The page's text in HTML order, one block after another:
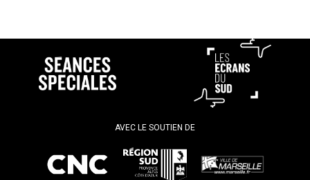
AVEC LE SOUTIEN DE